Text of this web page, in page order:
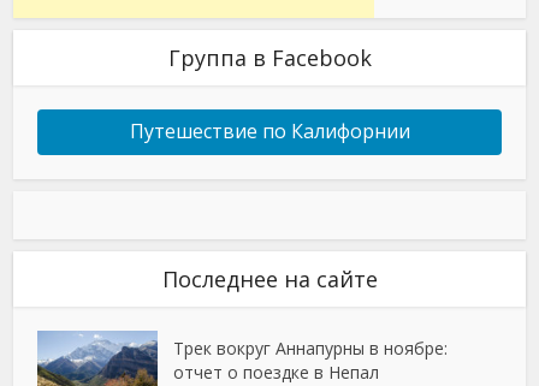
Группа в Facebook
Путешествие по Калифорнии
Последнее на сайте
Трек вокруг Аннапурны в ноябре:
отчет о поездке в Непал